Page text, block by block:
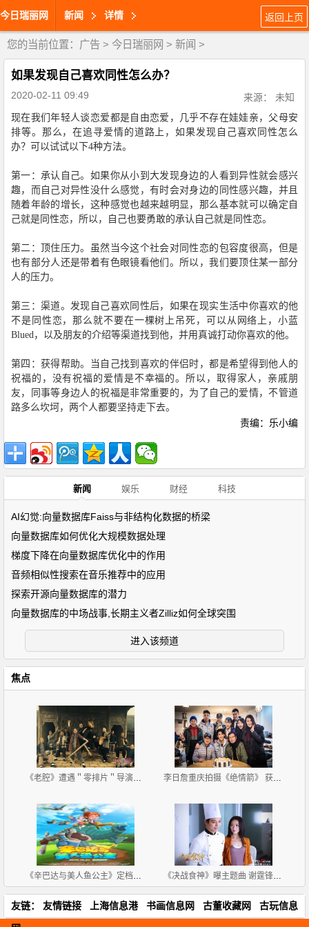
今日瑞丽网 新闻 详情 返回上页
您的当前位置： 广告 > 今日瑞丽网 > 新闻 >
如果发现自己喜欢同性怎么办？
2020-02-11 09:49 来源： 未知
现在我们年轻人谈恋爱都是自由恋爱，几乎不存在娃娃亲，父母安
排等。那么，在追寻爱情的道路上，如果发现自己喜欢同性怎么
办？可以试试以下4种方法。
第一：承认自己。如果你从小到大发现身边的人看到异性就会感兴
趣，而自己对异性没什么感觉，有时会对身边的同性感兴趣，并且
随着年龄的增长，这种感觉也越来越明显，那么基本就可以确定自
己就是同性恋，所以，自己也要勇敢的承认自己就是同性恋。
第二：顶住压力。虽然当今这个社会对同性恋的包容度很高，但是
也有部分人还是带着有色眼镜看他们。所以，我们要顶住某一部分
人的压力。
第三：渠道。发现自己喜欢同性后，如果在现实生活中你喜欢的他
不是同性恋，那么就不要在一棵树上吊死，可以从网络上，小蓝
Blued，以及朋友的介绍等渠道找到他，并用真诚打动你喜欢的他。
第四：获得帮助。当自己找到喜欢的伴侣时，都是希望得到他人的
祝福的，没有祝福的爱情是不幸福的。所以，取得家人，亲戚朋
友，同事等身边人的祝福是非常重要的，为了自己的爱情，不管道
路多么坎坷，两个人都要坚持走下去。
责编：乐小编
新闻 娱乐 财经 科技
AI幻觉:向量数据库Faiss与非结构化数据的桥梁
向量数据库如何优化大规模数据处理
梯度下降在向量数据库优化中的作用
音频相似性搜索在音乐推荐中的应用
探索开源向量数据库的潜力
向量数据库的中场战事,长期主义者Zilliz如何全球突围
进入该频道
焦点
《老腔》遭遇＂零排片＂导演呼吁关注文艺片生存难 李日詹重庆拍摄《绝情箭》 获剧组惊喜庆生
《辛巴达与美人鱼公主》定档12月31日 《决战食神》曝主题曲 谢霆锋携英皇群星起来High
友链： 友情链接 上海信息港 书画信息网 古董收藏网 古玩信息